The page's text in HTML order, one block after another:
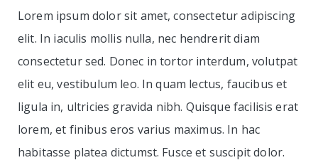
Lorem ipsum dolor sit amet, consectetur adipiscing
elit. In iaculis mollis nulla, nec hendrerit diam
consectetur sed. Donec in tortor interdum, volutpat
elit eu, vestibulum leo. In quam lectus, faucibus et
ligula in, ultricies gravida nibh. Quisque facilisis erat
lorem, et finibus eros varius maximus. In hac
habitasse platea dictumst. Fusce et suscipit dolor.